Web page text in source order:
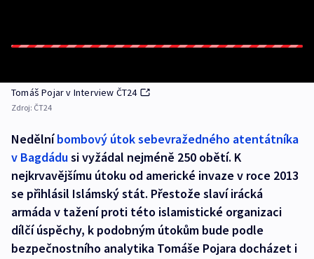
Tomáš Pojar v Interview ČT24
Zdroj: ČT24
Nedělníbombový útok sebevražedného atentátníka
v Bagdádusi vyžádal nejméně 250 obětí. K
nejkrvavějšímu útoku od americké invaze v roce 2013
se přihlásil Islámský stát. Přestože slaví irácká
armáda v tažení proti této islamistické organizaci
dílčí úspěchy, k podobným útokům bude podle
bezpečnostního analytika Tomáše Pojara docházet i